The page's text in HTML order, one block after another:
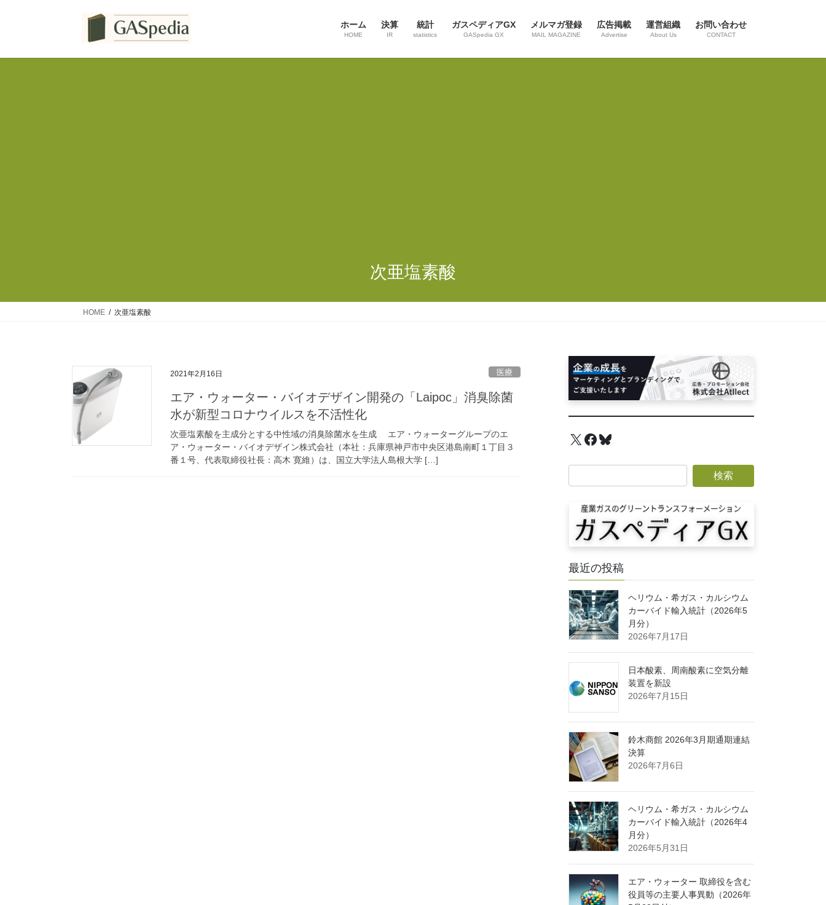
ホーム
HOME
決算
IR
統計
statistics
ガスペディアGX
GASpedia GX
メルマガ登録
MAIL MAGAZINE
広告掲載
Advertise
運営組織
About Us
お問い合わせ
CONTACT
次亜塩素酸
HOME 次亜塩素酸
2021年2月16日 医療
エア・ウォーター・バイオデザイン開発の「Laipoc」消臭除菌
水が新型コロナウイルスを不活性化
次亜塩素酸を主成分とする中性域の消臭除菌水を生成 エア・ウォーターグループのエ
ア・ウォーター・バイオデザイン株式会社（本社：兵庫県神戸市中央区港島南町１丁目３
番１号、代表取締役社長：高木 寛維）は、国立大学法人島根大学 […]
X Facebook
Bluesky
最近の投稿
ヘリウム・希ガス・カルシウム
カーバイド輸入統計（2026年5
月分）
2026年7月17日
日本酸素、周南酸素に空気分離
装置を新設
2026年7月15日
鈴木商館 2026年3月期通期連結
決算
2026年7月6日
ヘリウム・希ガス・カルシウム
カーバイド輸入統計（2026年4
月分）
2026年5月31日
エア・ウォーター 取締役を含む
役員等の主要人事異動（2026年